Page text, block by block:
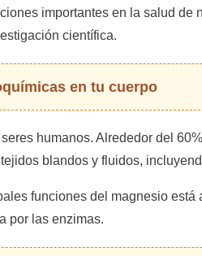
importantes en la salud de
científica.
en tu cuerpo
humanos. Alrededor del
blandos y fluidos,
funciones del magnesio está
por las enzimas.